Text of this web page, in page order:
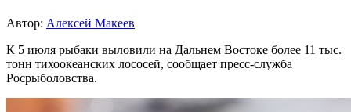
Автор: Алексей Макеев
К 5 июля рыбаки выловили на Дальнем Востоке более 11 тыс.
тонн тихоокеанских лососей, сообщает пресс-служба
Росрыболовства.